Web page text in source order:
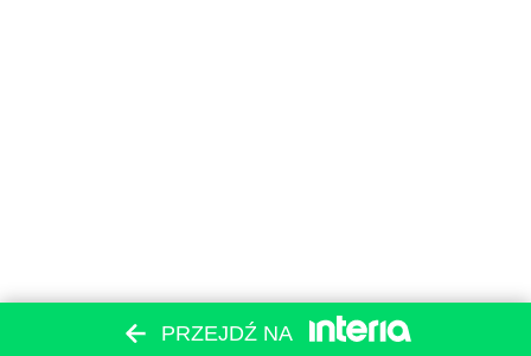
PRZEJDŹ NA